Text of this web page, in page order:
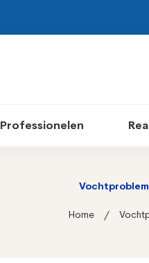
Professionelen
Home